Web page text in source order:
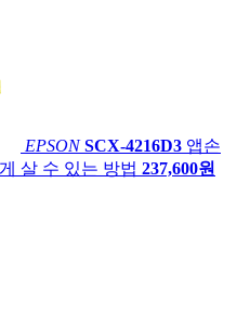
EPSON SCX-4216D3 앱손
살 수 있는 방법 237,600원